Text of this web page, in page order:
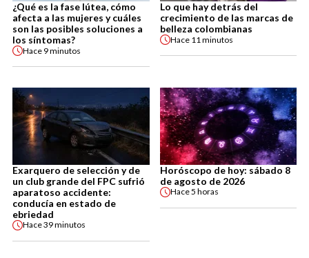
¿Qué es la fase lútea, cómo
afecta a las mujeres y cuáles
son las posibles soluciones a
los síntomas?
Hace 9 minutos
Lo que hay detrás del
crecimiento de las marcas de
belleza colombianas
Hace 11 minutos
Exarquero de selección y de
un club grande del FPC sufrió
aparatoso accidente:
conducía en estado de
ebriedad
Hace39 minutos
Horóscopo de hoy: sábado 8
de agosto de 2026
Hace5 horas